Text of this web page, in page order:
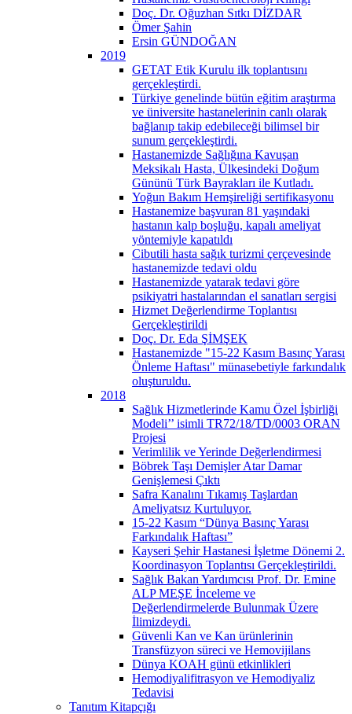
Doç. Dr. Oğuzhan Sıtkı DİZDAR
Ömer Şahin
Ersin GÜNDOĞAN
2019
GETAT Etik Kurulu ilk toplantısını
gerçekleştirdi.
Türkiye genelinde bütün eğitim araştırma
ve üniversite hastanelerinin canlı olarak
bağlanıp takip edebileceği bilimsel bir
sunum gerçekleştirdi.
Hastanemizde Sağlığına Kavuşan
Meksikalı Hasta, Ülkesindeki Doğum
Gününü Türk Bayrakları ile Kutladı.
Yoğun Bakım Hemşireliği sertifikasyonu
Hastanemize başvuran 81 yaşındaki
hastanın kalp boşluğu, kapalı ameliyat
yöntemiyle kapatıldı
Cibutili hasta sağık turizmi çerçevesinde
hastanemizde tedavi oldu
Hastanemizde yatarak tedavi göre
psikiyatri hastalarından el sanatları sergisi
Hizmet Değerlendirme Toplantısı
Gerçekleştirildi
Doç. Dr. Eda ŞİMŞEK
Hastanemizde "15-22 Kasım Basınç Yarası
Önleme Haftası" münasebetiyle farkındalık
oluşturuldu.
2018
Sağlık Hizmetlerinde Kamu Özel İşbirliği
Modeli’’ isimli TR72/18/TD/0003 ORAN
Projesi
Verimlilik ve Yerinde Değerlendirmesi
Böbrek Taşı Demişler Atar Damar
Genişlemesi Çıktı
Safra Kanalını Tıkamış Taşlardan
Ameliyatsız Kurtuluyor.
15-22 Kasım “Dünya Basınç Yarası
Farkındalık Haftası”
Kayseri Şehir Hastanesi İşletme Dönemi 2.
Koordinasyon Toplantısı Gerçekleştirildi.
Sağlık Bakan Yardımcısı Prof. Dr. Emine
ALP MEŞE İnceleme ve
Değerlendirmelerde Bulunmak Üzere
İlimizdeydi.
Güvenli Kan ve Kan ürünlerinin
Transfüzyon süreci ve Hemovijilans
Dünya KOAH günü etkinlikleri
Hemodiyalifitrasyon ve Hemodiyaliz
Tedavisi
Tanıtım Kitapçığı